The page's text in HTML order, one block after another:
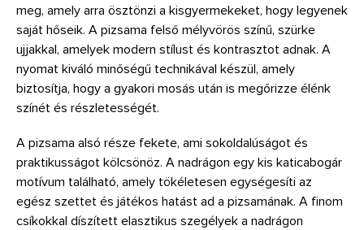
meg, amely arra ösztönzi a kisgyermekeket, hogy legyenek
saját hőseik. A pizsama felső mélyvörös színű, szürke
ujjakkal, amelyek modern stílust és kontrasztot adnak. A
nyomat kiváló minőségű technikával készül, amely
biztosítja, hogy a gyakori mosás után is megőrizze élénk
színét és részletességét.
A pizsama alsó része fekete, ami sokoldalúságot és
praktikusságot kölcsönöz. A nadrágon egy kis katicabogár
motívum található, amely tökéletesen egységesíti az
egész szettet és játékos hatást ad a pizsamának. A finom
csíkokkal díszített elasztikus szegélyek a nadrágon